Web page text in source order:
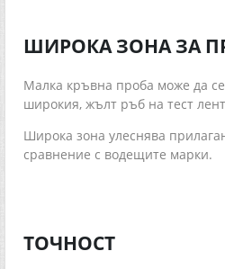
ШИРОКА ЗОНА ЗА
Малка кръвна проба може да
широкия, жълт ръб на тест
Широка зона улеснява
сравнение с водещите марки.
ТОЧНОСТ